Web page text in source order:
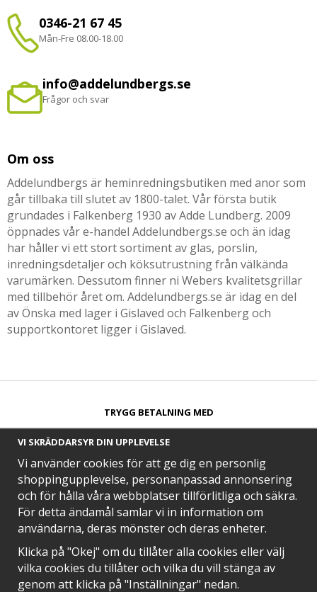
0346-21 67 45
Mån-Fre 08.00-18.00
info@addelundbergs.se
Frågor och svar
Om oss
Addelundbergs är heminredningsbutiken med anor som
går tillbaka till slutet av 1800-talet. Vår första butik
grundades i Falkenberg 1930 av Adde Lundberg. 2009
öppnades vår e-handel Addelundbergs.se och än idag
har håller vi ett stort sortiment av glas, porslin,
inredningsdetaljer och köksutrustning från välkända
varumärken. Dessutom finner ni Webers kvalitetsgrillar
med tillbehör året om. Addelundbergs.se är idag en del
av Önska med lager i Gislaved och Falkenberg och
supportkontoret ligger i Gislaved.
TRYGG BETALNING MED​
SNABB LEVERANS MED
EN DEL AV
VI SKRÄDDARSYR DIN UPPLEVELSE
Vi använder cookies för att ge dig en personlig
shoppingupplevelse, personanpassad annonsering
och för hålla våra webbplatser tillförlitliga och säkra.
För detta ändamål samlar vi in information om
användarna, deras mönster och deras enheter.
Klicka på "Okej" om du tillåter alla cookies eller välj
vilka cookies du tillåter och vilka du vill stänga av
genom att klicka på "Inställningar" nedan.